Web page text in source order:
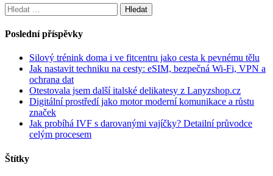
Vyhledávání
Poslední příspěvky
Silový trénink doma i ve fitcentru jako cesta k pevnému tělu
Jak nastavit techniku na cesty: eSIM, bezpečná Wi-Fi, VPN a
ochrana dat
Otestovala jsem další italské delikatesy z Lanyzshop.cz
Digitální prostředí jako motor moderní komunikace a růstu
značek
Jak probíhá IVF s darovanými vajíčky? Detailní průvodce
celým procesem
Štítky